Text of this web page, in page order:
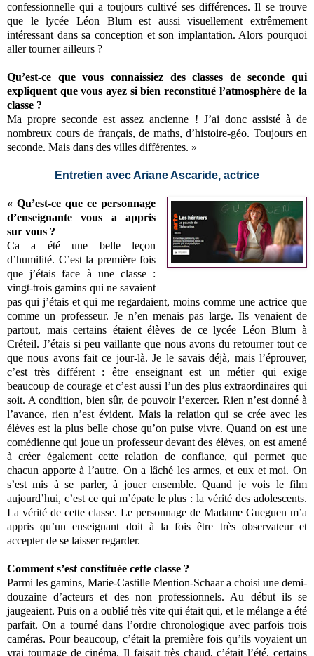
confessionnelle qui a toujours cultivé ses différences. Il se trouve
que le lycée Léon Blum est aussi visuellement extrêmement
intéressant dans sa conception et son implantation. Alors pourquoi
aller tourner ailleurs ?
Qu’est‐ce que vous connaissiez des classes de seconde qui
expliquent que vous ayez si bien reconstitué l’atmosphère de la
classe ?
Ma propre seconde est assez ancienne ! J’ai donc assisté à de
nombreux cours de français, de maths, d’histoire‐géo. Toujours en
seconde. Mais dans des villes différentes. »
Entretien avec Ariane Ascaride, actrice
« Qu’est‐ce que ce personnage
d’enseignante vous a appris
sur vous ?
Ca a été une belle leçon
d’humilité. C’est la première fois
que j’étais face à une classe :
vingt‐trois gamins qui ne savaient
pas qui j’étais et qui me regardaient, moins comme une actrice que
comme un professeur. Je n’en menais pas large. Ils venaient de
partout, mais certains étaient élèves de ce lycée Léon Blum à
Créteil. J’étais si peu vaillante que nous avons du retourner tout ce
que nous avons fait ce jour‐là. Je le savais déjà, mais l’éprouver,
c’est très différent : être enseignant est un métier qui exige
beaucoup de courage et c’est aussi l’un des plus extraordinaires qui
soit. A condition, bien sûr, de pouvoir l’exercer. Rien n’est donné à
l’avance, rien n’est évident. Mais la relation qui se crée avec les
élèves est la plus belle chose qu’on puise vivre. Quand on est une
comédienne qui joue un professeur devant des élèves, on est amené
à créer également cette relation de confiance, qui permet que
chacun apporte à l’autre. On a lâché les armes, et eux et moi. On
s’est mis à se parler, à jouer ensemble. Quand je vois le film
aujourd’hui, c’est ce qui m’épate le plus : la vérité des adolescents.
La vérité de cette classe. Le personnage de Madame Gueguen m’a
appris qu’un enseignant doit à la fois être très observateur et
accepter de se laisser regarder.
Comment s’est constituée cette classe ?
Parmi les gamins, Marie‐Castille Mention‐Schaar a choisi une demi‐
douzaine d’acteurs et des non professionnels. Au début ils se
jaugeaient. Puis on a oublié très vite qui était qui, et le mélange a été
parfait. On a tourné dans l’ordre chronologique avec parfois trois
caméras. Pour beaucoup, c’était la première fois qu’ils voyaient un
vrai tournage de cinéma. Il faisait très chaud, c’était l’été, certains